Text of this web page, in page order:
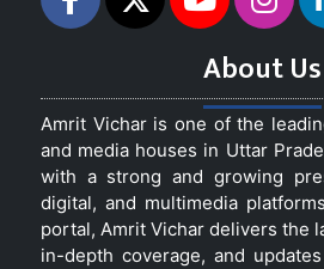
About Us
Amrit Vichar is one of the
and media houses in Uttar
with a strong and growing
digital, and multimedia
portal, Amrit Vichar delivers the
in-depth coverage, and